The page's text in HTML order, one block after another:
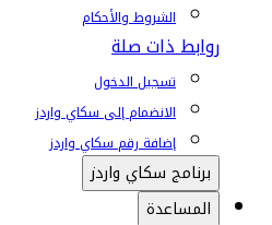
الشروط والأحكام
روابط ذات صلة
تسجيل الدخول
الانضمام إلى سكاي واردز
إضافة رقم سكاي واردز
برنامج سكاي واردز
المساعدة